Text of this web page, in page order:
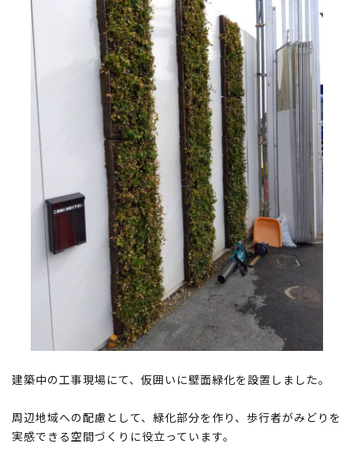
建築中の工事現場にて、仮囲いに壁面緑化を設置しました。
周辺地域への配慮として、緑化部分を作り、歩行者がみどりを
実感できる空間づくりに役立っています。